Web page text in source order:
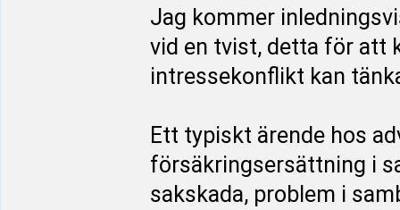
Jag kommer
vid en tvist, detta för att
intressekonflikt kan
Ett typiskt ärende hos
försäkringsersättning i
sakskada, problem i